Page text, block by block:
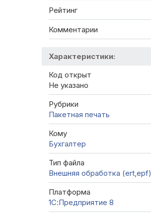
Рейтинг
Комментарии
Характеристики:
Код открыт
Не указано
Рубрики
Пакетная печать
Кому
Бухгалтер
Тип файла
Внешняя обработка (ert,epf)
Платформа
1С:Предприятие 8